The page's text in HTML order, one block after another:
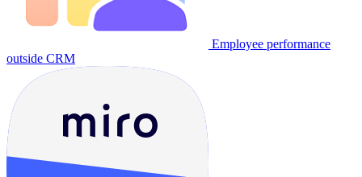
Employee performance
outside CRM